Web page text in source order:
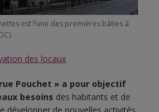
est l’une des premières bâties à
des locaux
Pouchet » a pour objectif
besoins des habitants et de